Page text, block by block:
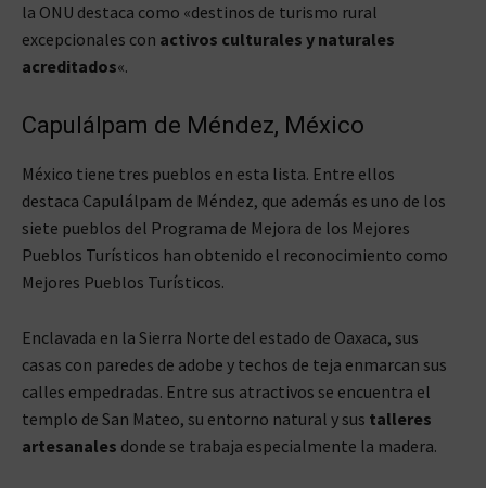
la ONU destaca como «destinos de turismo rural
excepcionales con activos culturales y naturales
acreditados«.
Capulálpam de Méndez, México
México tiene tres pueblos en esta lista. Entre ellos
destaca Capulálpam de Méndez, que además es uno de los
siete pueblos del Programa de Mejora de los Mejores
Pueblos Turísticos han obtenido el reconocimiento como
Mejores Pueblos Turísticos.
Enclavada en la Sierra Norte del estado de Oaxaca, sus
casas con paredes de adobe y techos de teja enmarcan sus
calles empedradas. Entre sus atractivos se encuentra el
templo de San Mateo, su entorno natural y sus talleres
artesanales donde se trabaja especialmente la madera.